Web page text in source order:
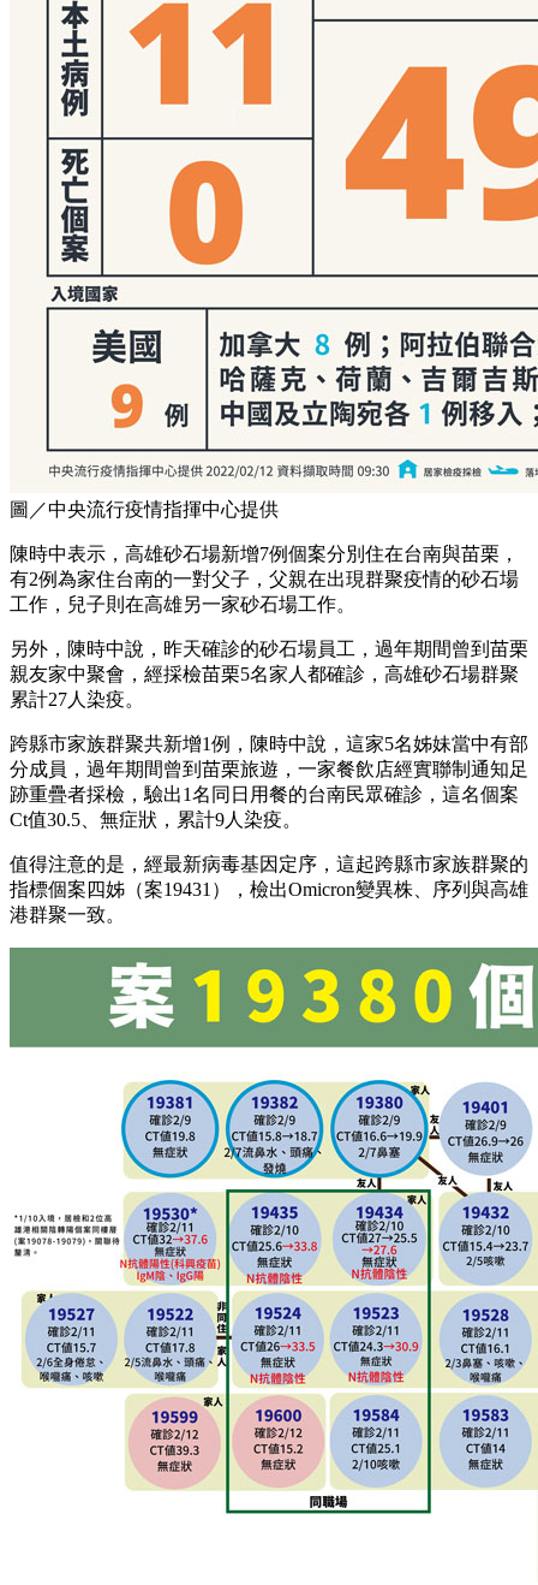
圖／中央流行疫情指揮中心提供
陳時中表示，高雄砂石場新增7例個案分別住在台南與苗栗，
有2例為家住台南的一對父子，父親在出現群聚疫情的砂石場
工作，兒子則在高雄另一家砂石場工作。
另外，陳時中說，昨天確診的砂石場員工，過年期間曾到苗栗
親友家中聚會，經採檢苗栗5名家人都確診，高雄砂石場群聚
累計27人染疫。
跨縣市家族群聚共新增1例，陳時中說，這家5名姊妹當中有部
分成員，過年期間曾到苗栗旅遊，一家餐飲店經實聯制通知足
跡重疊者採檢，驗出1名同日用餐的台南民眾確診，這名個案
Ct值30.5、無症狀，累計9人染疫。
值得注意的是，經最新病毒基因定序，這起跨縣市家族群聚的
指標個案四姊（案19431），檢出Omicron變異株、序列與高雄
港群聚一致。